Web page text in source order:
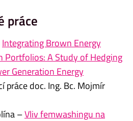
práce
Integrating Brown Energy
Portfolios: A Study of Hedging
Generation Energy
práce doc. Ing. Bc. Mojmír
–Vliv femwashingu na